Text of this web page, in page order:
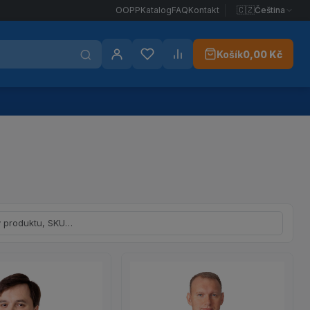
OOPPKatalogFAQKontakt 🇨🇿Čeština
PřihlášeníOblíbenéPorovnat
Košík0,00 Kč
názvu nebo SKU